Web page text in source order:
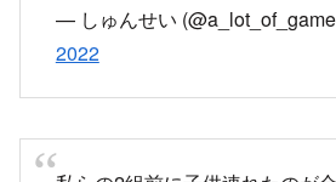
キャストさんに言ったら私共
すのでお客様同士でお願いしま
やったもん勝ちじゃん意味な